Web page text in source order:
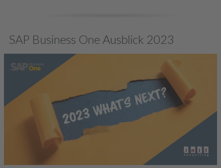
SAP Business One Ausblick 2023